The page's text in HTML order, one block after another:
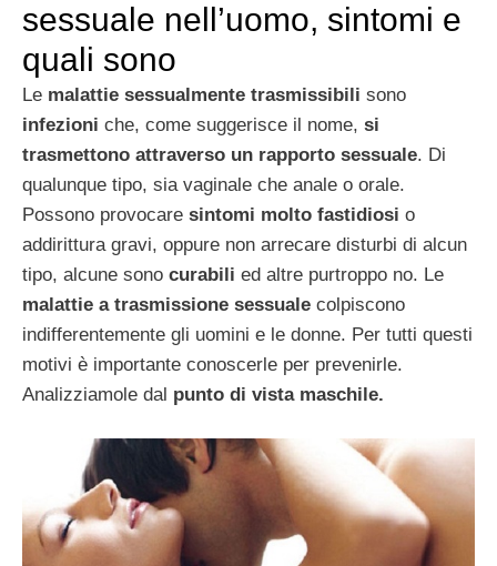
sessuale nell’uomo, sintomi e
quali sono
Le malattie sessualmente trasmissibili sono
infezioni che, come suggerisce il nome, si
trasmettono attraverso un rapporto sessuale. Di
qualunque tipo, sia vaginale che anale o orale.
Possono provocare sintomi molto fastidiosi o
addirittura gravi, oppure non arrecare disturbi di alcun
tipo, alcune sono curabili ed altre purtroppo no. Le
malattie a trasmissione sessuale colpiscono
indifferentemente gli uomini e le donne. Per tutti questi
motivi è importante conoscerle per prevenirle.
Analizziamole dal punto di vista maschile.